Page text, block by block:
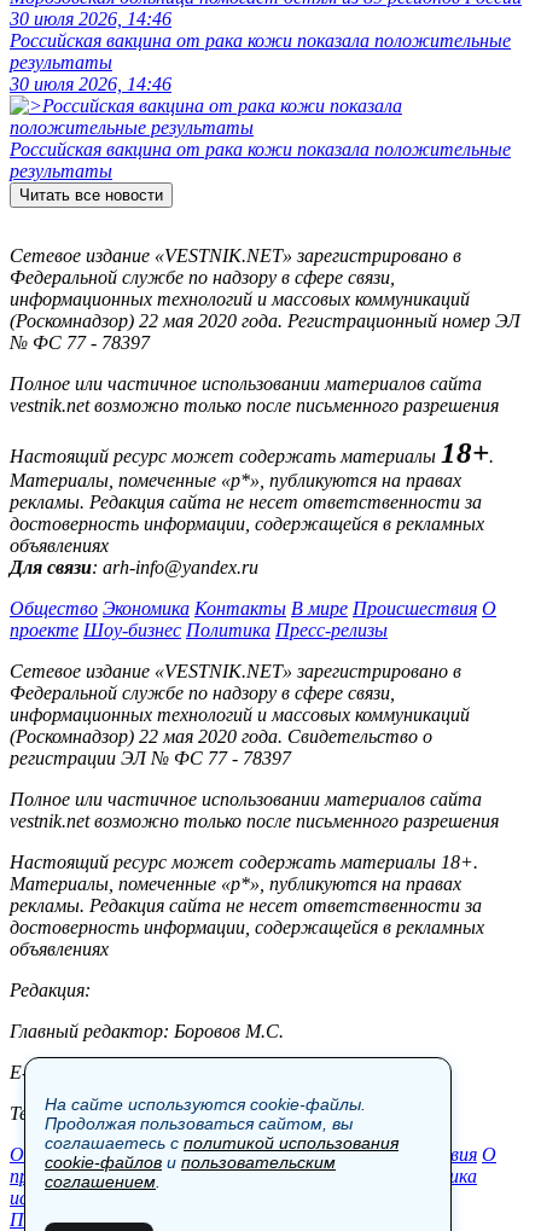
30 июля 2026, 14:46
Российская вакцина от рака кожи показала положительные
результаты
30 июля 2026, 14:46
Российская вакцина от рака кожи показала положительные
результаты
Читать все новости
Сетевое издание «VESTNIK.NET» зарегистрировано в
Федеральной службе по надзору в сфере связи,
информационных технологий и массовых коммуникаций
(Роскомнадзор) 22 мая 2020 года. Регистрационный номер ЭЛ
№ ФС 77 - 78397
Полное или частичное использовании материалов сайта
vestnik.net возможно только после письменного разрешения
Настоящий ресурс может содержать материалы 18+.
Материалы, помеченные «р*», публикуются на правах
рекламы. Редакция сайта не несет ответственности за
достоверность информации, содержащейся в рекламных
объявлениях
Для связи: arh-info@yandex.ru
Общество Экономика Контакты В мире Происшествия О
проекте Шоу-бизнес Политика Пресс-релизы
Сетевое издание «VESTNIK.NET» зарегистрировано в
Федеральной службе по надзору в сфере связи,
информационных технологий и массовых коммуникаций
(Роскомнадзор) 22 мая 2020 года. Свидетельство о
регистрации ЭЛ № ФС 77 - 78397
Полное или частичное использовании материалов сайта
vestnik.net возможно только после письменного разрешения
Настоящий ресурс может содержать материалы 18+.
Материалы, помеченные «р*», публикуются на правах
рекламы. Редакция сайта не несет ответственности за
достоверность информации, содержащейся в рекламных
объявлениях
Редакция:
Главный редактор: Боровов М.С.
E-mail: site@vestnik.net, reb.msk@yandex.ru
Тел.: +7 (921) 720-00-97
Общество Экономика Контакты В мире Происшествия О
проекте Шоу-бизнес Политика Пресс-релизы
Политика
использования cookie-файлов
Пользовательское соглашение
На сайте используются cookie-файлы.
Продолжая пользоваться сайтом, вы
соглашаетесь с политикой использования
cookie-файлов и пользовательским
соглашением